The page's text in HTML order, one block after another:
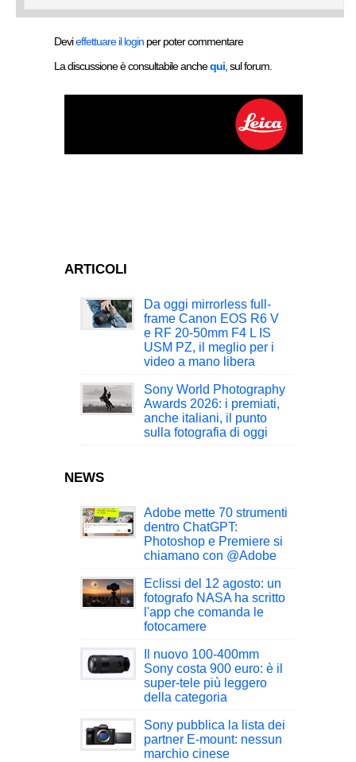
Devieffettuare il login per poter commentare
La discussione è consultabile anchequi, sul forum.
ARTICOLI
Da oggi mirrorless full-
frame Canon EOS R6 V
e RF 20-50mm F4 L IS
USM PZ, il meglio per i
video a mano libera
Sony World Photography
Awards 2026: i premiati,
anche italiani, il punto
sulla fotografia di oggi
NEWS
Adobe mette 70 strumenti
dentro ChatGPT:
Photoshop e Premiere si
chiamano con @Adobe
Eclissi del 12 agosto: un
fotografo NASA ha scritto
l'app che comanda le
fotocamere
Il nuovo 100-400mm
Sony costa 900 euro: è il
super-tele più leggero
della categoria
Sony pubblica la lista dei
partner E-mount: nessun
marchio cinese